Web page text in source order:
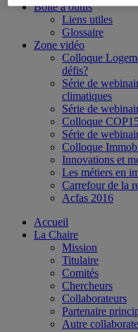
Boîte à outils
Liens utiles
Glossaire
Zone vidéo
Colloque
défis?
Série de
climatiques
Série de
Colloque
Série de
Colloque
Innovations et
Les métiers en
Carrefour de la
Acfas 2016
Accueil
La Chaire
Mission
Titulaire
Comités
Chercheurs
Collaborateurs
Partenaire
Autre